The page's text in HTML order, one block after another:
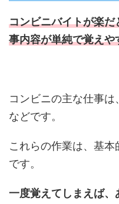
コンビニバイトが楽
事内容が単純で覚え
コンビニの主な仕事
などです。
これらの作業は、基
です。
一度覚えてしまえば